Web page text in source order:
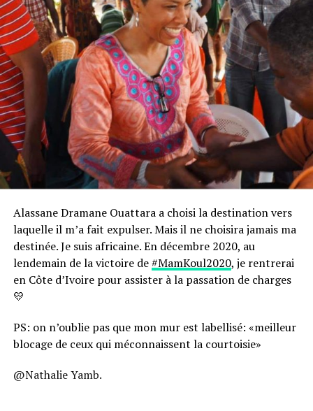
Alassane Dramane Ouattara a choisi la destination vers
laquelle il m’a fait expulser. Mais il ne choisira jamais ma
destinée. Je suis africaine. En décembre 2020, au
lendemain de la victoire de#MamKoul2020, je rentrerai
en Côte d’Ivoire pour assister à la passation de charges
💛
PS: on n’oublie pas que mon mur est labellisé: «meilleur
blocage de ceux qui méconnaissent la courtoisie»
@Nathalie Yamb.